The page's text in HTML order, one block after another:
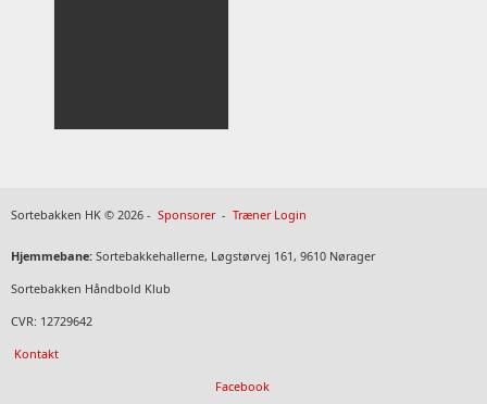
Sortebakken HK © 2026 - Sponsorer - Træner Login
Hjemmebane: Sortebakkehallerne, Løgstørvej 161, 9610 Nørager
Sortebakken Håndbold Klub
CVR: 12729642
Kontakt
Facebook